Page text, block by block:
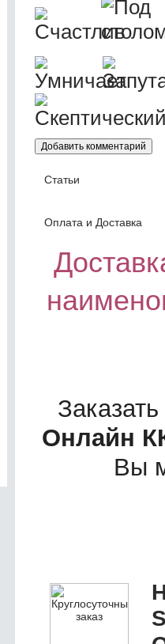
Статьи
Оплата и Доставка
Онлайн
Вы